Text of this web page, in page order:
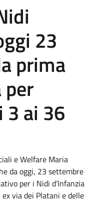
23
prima
3 ai 36
e Welfare Maria
da oggi, 23 settembre
per i Nidi d’Infanzia
via dei Platani e delle